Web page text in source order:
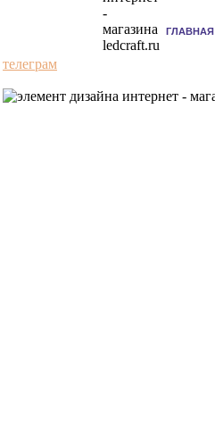
ГЛАВНАЯ
телеграм